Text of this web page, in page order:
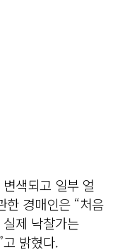
색되고 일부 얼
한 경매인은 “처음
제 낙찰가는
밝혔다.